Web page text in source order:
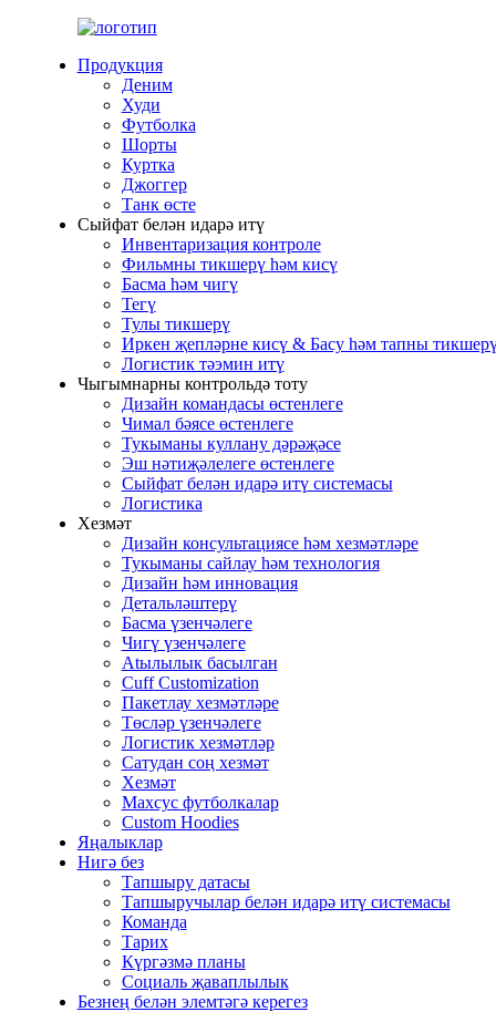
Продукция
Деним
Худи
Футболка
Шорты
Куртка
Джоггер
Танк өсте
Сыйфат белән идарә итү
Инвентаризация контроле
Фильмны тикшерү һәм кисү
Басма һәм чигү
Тегү
Тулы тикшерү
Иркен җепләрне кисү & Басу һәм тапны
Логистик тәэмин итү
Чыгымнарны контрольдә тоту
Дизайн командасы өстенлеге
Чимал бәясе өстенлеге
Тукыманы куллану дәрәҗәсе
Эш нәтиҗәлелеге өстенлеге
Сыйфат белән идарә итү системасы
Логистика
Хезмәт
Дизайн консультациясе һәм хезмәтләре
Тукыманы сайлау һәм технология
Дизайн һәм инновация
Детальләштерү
Басма үзенчәлеге
Чигү үзенчәлеге
Atылылык басылган
Cuff Customization
Пакетлау хезмәтләре
Төсләр үзенчәлеге
Логистик хезмәтләр
Сатудан соң хезмәт
Хезмәт
Махсус футболкалар
Custom Hoodies
Яңалыклар
Нигә без
Тапшыру датасы
Тапшыручылар белән идарә итү системасы
Команда
Тарих
Күргәзмә планы
Социаль җаваплылык
Безнең белән элемтәгә керегез